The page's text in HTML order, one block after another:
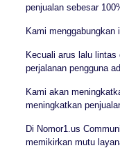
penjualan sebesar
Kami menggabungkan
Kecuali arus lalu
perjalanan pengguna
Kami akan
meningkatkan
Di Nomor1.us
memikirkan mutu